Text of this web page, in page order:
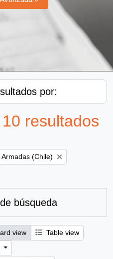
por:
resultados
filter:
Armadas (Chile)
búsqueda
view
Table view